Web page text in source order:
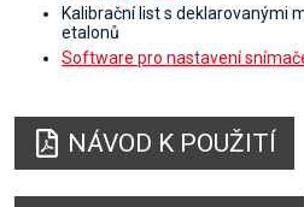
Kalibrační list s deklarovanými
etalonů
Software pro nastavení
NÁVOD K POUŽITÍ